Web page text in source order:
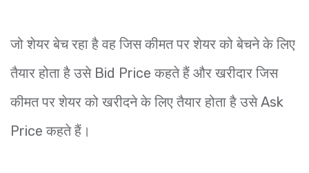
जो शेयर बेच रहा है वह जिस कीमत पर शेयर को बेचने के लिए
तैयार होता है उसे Bid Price कहते हैं और खरीदार जिस
कीमत पर शेयर को खरीदने के लिए तैयार होता है उसे Ask
Price कहते हैं।